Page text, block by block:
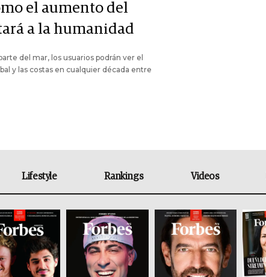
el aumento del
a la humanidad
del mar, los usuarios podrán ver el
y las costas en cualquier década entre
Lifestyle Rankings Videos